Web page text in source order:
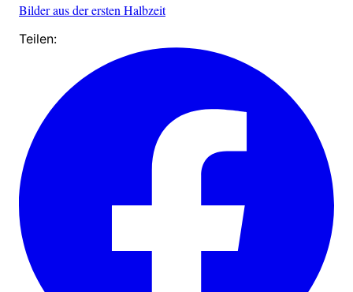
Bilder aus der ersten Halbzeit
Teilen: